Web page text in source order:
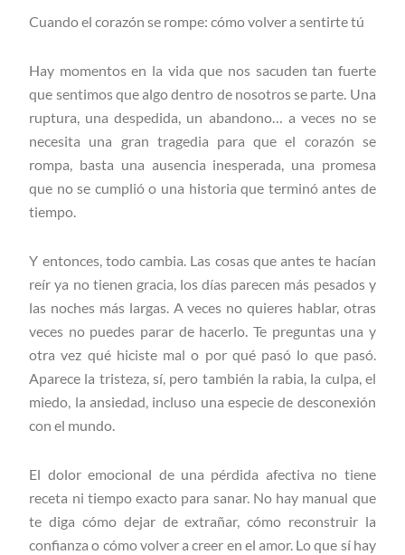
Cuando el corazón se rompe: cómo volver a sentirte tú
Hay momentos en la vida que nos sacuden tan fuerte
que sentimos que algo dentro de nosotros se parte. Una
ruptura, una despedida, un abandono… a veces no se
necesita una gran tragedia para que el corazón se
rompa, basta una ausencia inesperada, una promesa
que no se cumplió o una historia que terminó antes de
tiempo.
Y entonces, todo cambia. Las cosas que antes te hacían
reír ya no tienen gracia, los días parecen más pesados y
las noches más largas. A veces no quieres hablar, otras
veces no puedes parar de hacerlo. Te preguntas una y
otra vez qué hiciste mal o por qué pasó lo que pasó.
Aparece la tristeza, sí, pero también la rabia, la culpa, el
miedo, la ansiedad, incluso una especie de desconexión
con el mundo.
El dolor emocional de una pérdida afectiva no tiene
receta ni tiempo exacto para sanar. No hay manual que
te diga cómo dejar de extrañar, cómo reconstruir la
confianza o cómo volver a creer en el amor. Lo que sí hay